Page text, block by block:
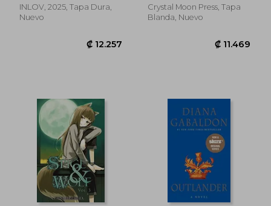
INLOV, 2025, Tapa Dura,
Nuevo
Crystal Moon Press, Tapa
Blanda, Nuevo